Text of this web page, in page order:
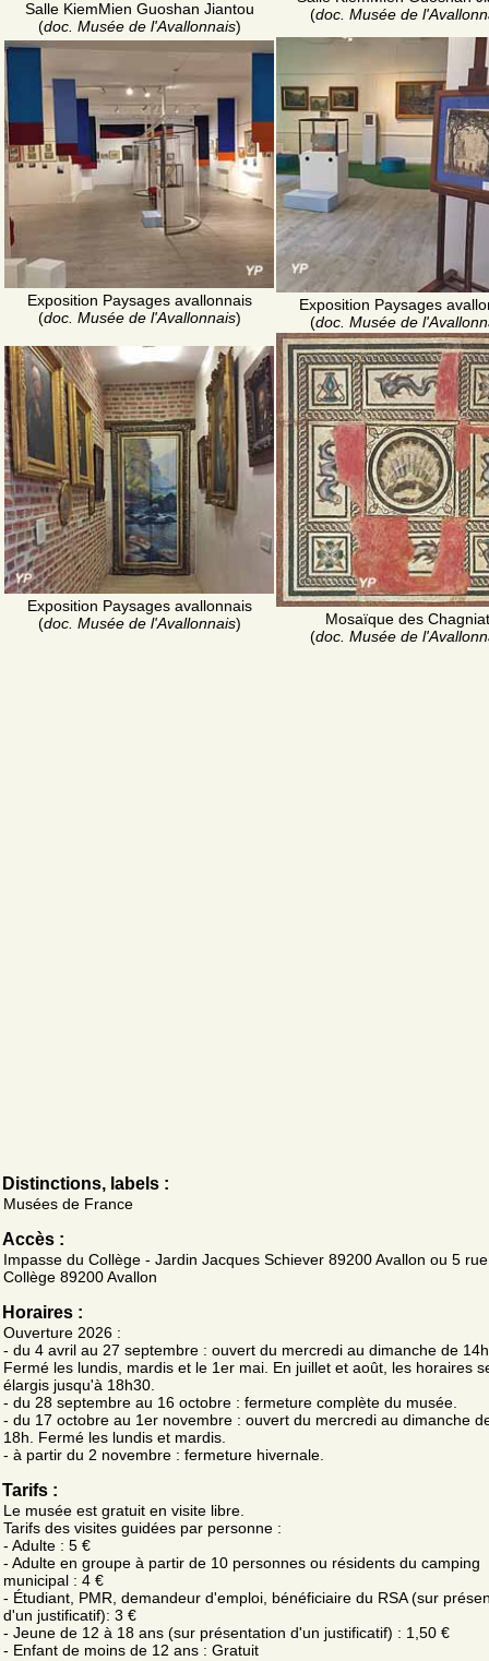
Salle KiemMien Guoshan Jiantou
(doc. Musée de l'Avallonnais)
(doc. Musée de
Exposition Paysages avallonnais
(doc. Musée de l'Avallonnais)
Exposition Paysages
(doc. Musée de
Exposition Paysages avallonnais
(doc. Musée de l'Avallonnais)
Mosaïque des
(doc. Musée de
Distinctions, labels :
Musées de France
Accès :
Impasse du Collège - Jardin Jacques Schiever 89200 Avallon ou 5
Collège 89200 Avallon
Horaires :
Ouverture 2026 :
- du 4 avril au 27 septembre : ouvert du mercredi au dimanche de
Fermé les lundis, mardis et le 1er mai. En juillet et août, les horaires
élargis jusqu'à 18h30.
- du 28 septembre au 16 octobre : fermeture complète du musée.
- du 17 octobre au 1er novembre : ouvert du mercredi au dimanche
18h. Fermé les lundis et mardis.
- à partir du 2 novembre : fermeture hivernale.
Tarifs :
Le musée est gratuit en visite libre.
Tarifs des visites guidées par personne :
- Adulte : 5 €
- Adulte en groupe à partir de 10 personnes ou résidents du camping
municipal : 4 €
- Étudiant, PMR, demandeur d'emploi, bénéficiaire du RSA (sur
d'un justificatif): 3 €
- Jeune de 12 à 18 ans (sur présentation d'un justificatif) : 1,50 €
- Enfant de moins de 12 ans : Gratuit